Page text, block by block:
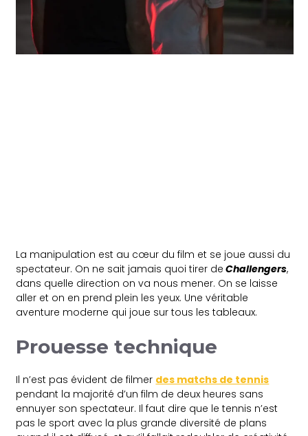
La manipulation est au cœur du film et se joue aussi du
spectateur. On ne sait jamais quoi tirer de Challengers,
dans quelle direction on va nous mener. On se laisse
aller et on en prend plein les yeux. Une véritable
aventure moderne qui joue sur tous les tableaux.
Prouesse technique
Il n’est pas évident de filmer des matchs de tennis
pendant la majorité d’un film de deux heures sans
ennuyer son spectateur. Il faut dire que le tennis n’est
pas le sport avec la plus grande diversité de plans